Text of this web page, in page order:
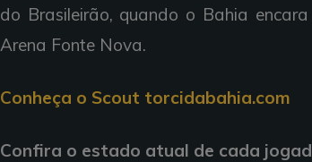
do Brasileirão, quando o Bahia
Arena Fonte Nova.
Conheça o Scout torcidabahia.com
Confira o estado atual de cada